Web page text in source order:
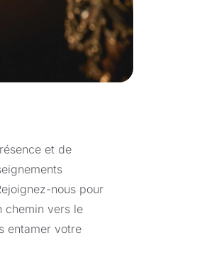
et la
le caractère
transformée et
permettant de
directe
et de
nous pour
chemin vers le
entamer votre